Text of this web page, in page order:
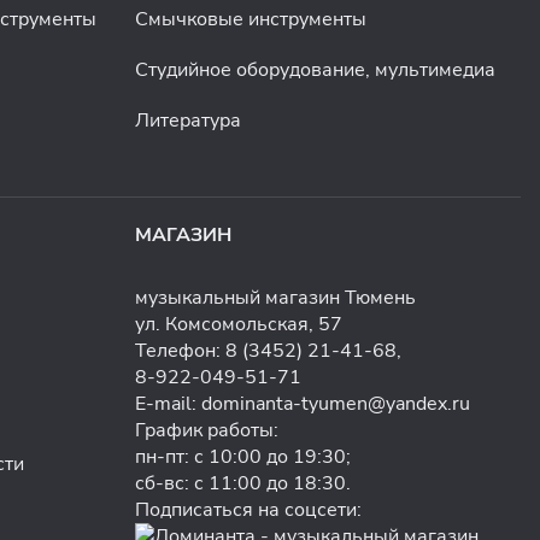
Смычковые инструменты
Студийное оборудование, мультимедиа
Литература
МАГАЗИН
музыкальный магазин Тюмень
ул. Комсомольская, 57
Телефон: 8 (3452) 21-41-68,
8-922-049-51-71
E-mail: dominanta-tyumen@yandex.ru
График работы:
пн-пт: с 10:00 до 19:30;
сб-вс: с 11:00 до 18:30.
Подписаться на соцсети: